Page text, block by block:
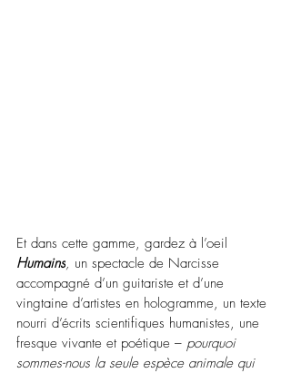
Et dans cette gamme, gardez à l’oeil
Humains, un spectacle de Narcisse
accompagné d’un guitariste et d’une
vingtaine d’artistes en hologramme, un texte
nourri d’écrits scientifiques humanistes, une
fresque vivante et poétique – pourquoi
sommes-nous la seule espèce animale qui